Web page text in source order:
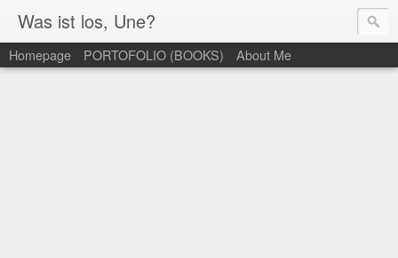
Was ist los, Une?
Homepage PORTOFOLIO (BOOKS) About Me